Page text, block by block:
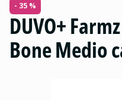
- 35 %
DUVO+
Bone Medio